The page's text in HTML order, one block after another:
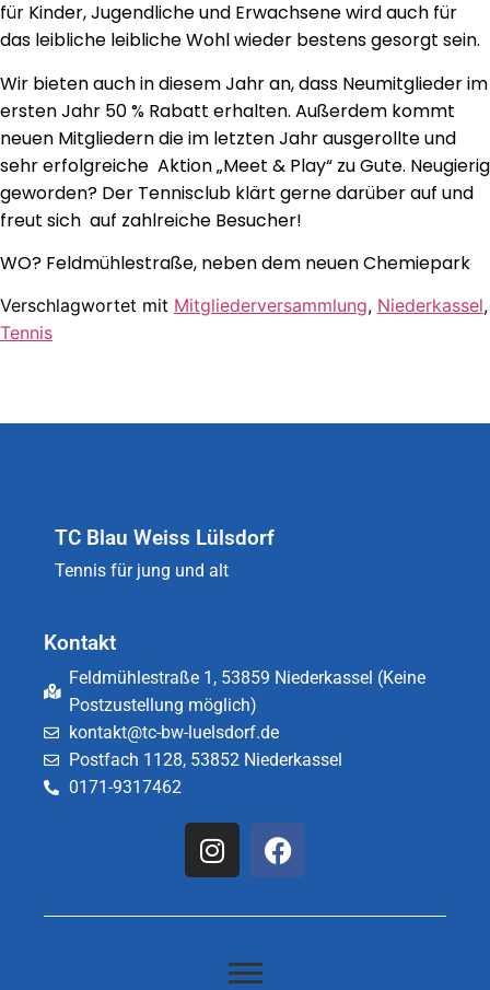
für Kinder, Jugendliche und Erwachsene wird auch für
das leibliche leibliche Wohl wieder bestens gesorgt sein.
Wir bieten auch in diesem Jahr an, dass Neumitglieder im
ersten Jahr 50 % Rabatt erhalten. Außerdem kommt
neuen Mitgliedern die im letzten Jahr ausgerollte und
sehr erfolgreiche Aktion „Meet & Play“ zu Gute. Neugierig
geworden? Der Tennisclub klärt gerne darüber auf und
freut sich auf zahlreiche Besucher!
WO? Feldmühlestraße, neben dem neuen Chemiepark
Verschlagwortet mit Mitgliederversammlung, Niederkassel,
Tennis
TC Blau Weiss Lülsdorf
Tennis für jung und alt
Kontakt
Feldmühlestraße 1, 53859 Niederkassel (Keine
Postzustellung möglich)
kontakt@tc-bw-luelsdorf.de
Postfach 1128, 53852 Niederkassel
0171-9317462​